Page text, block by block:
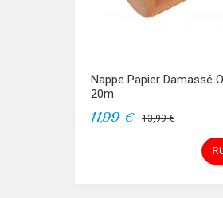
Nappe Papier Damassé
20m
11,99 € 13,99 €